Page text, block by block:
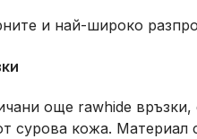
и най-широко
още rawhide връзки,
сурова кожа.